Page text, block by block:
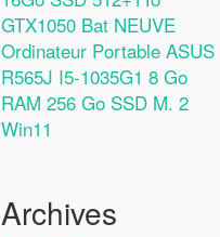
GTX1050 Bat NEUVE
Ordinateur Portable ASUS
R565J I5-1035G1 8 Go
RAM 256 Go SSD M. 2
Win11
Archives